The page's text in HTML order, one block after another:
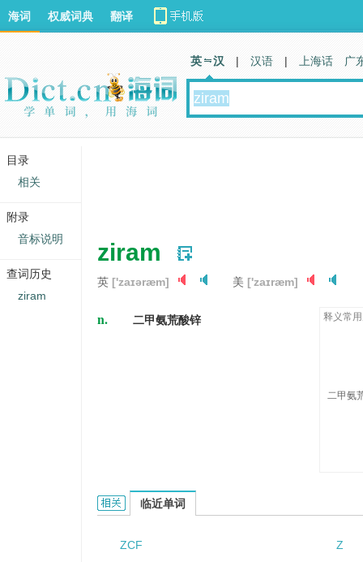
ziram
英 ['zaɪəræm] 美 ['zaɪræm]
n. 二甲氨荒酸锌 释义常
二甲氨
ziram的相关资料：
临近单词
ZCF
Z
海词 权威词典 翻译
英 汉 | 汉语 | 上海话 广
目录
相关
附录
音标说明
查词历史
ziram